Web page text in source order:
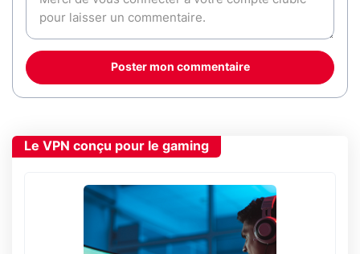
Poster mon commentaire
Le VPN conçu pour le gaming